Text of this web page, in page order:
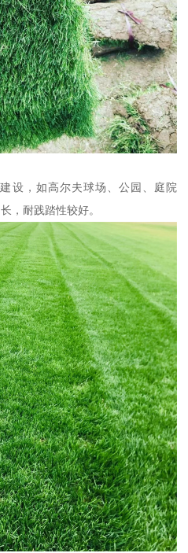
设，如高尔夫球场、公园、庭院
，耐践踏性较好。